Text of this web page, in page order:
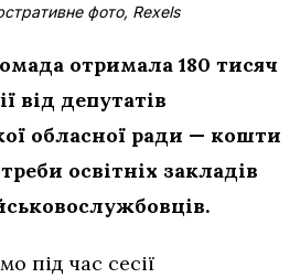
фото, Rexels
отримала 180 тисяч
від депутатів
обласної ради — кошти
освітніх закладів
під час сесії